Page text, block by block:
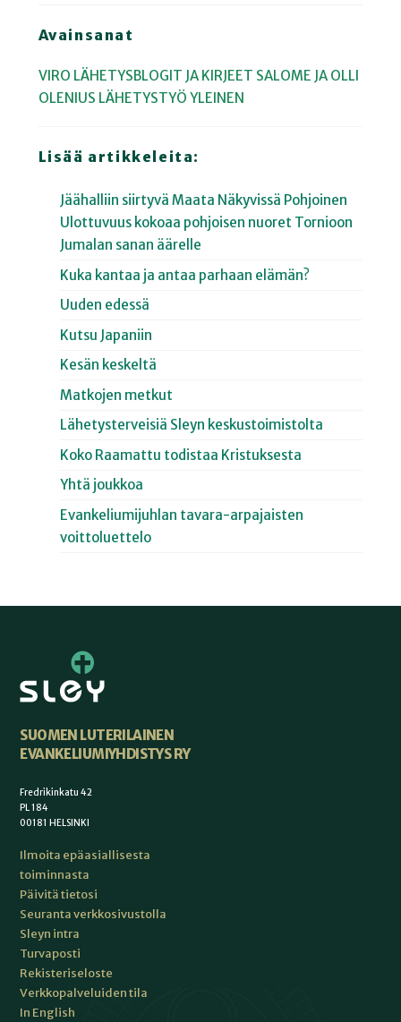
Avainsanat
VIRO LÄHETYSBLOGIT JA KIRJEET SALOME JA OLLI
OLENIUS LÄHETYSTYÖ YLEINEN
Lisää artikkeleita:
Jäähalliin siirtyvä Maata Näkyvissä Pohjoinen
Ulottuvuus kokoaa pohjoisen nuoret Tornioon
Jumalan sanan äärelle
Kuka kantaa ja antaa parhaan elämän?
Uuden edessä
Kutsu Japaniin
Kesän keskeltä
Matkojen metkut
Lähetysterveisiä Sleyn keskustoimistolta
Koko Raamattu todistaa Kristuksesta
Yhtä joukkoa
Evankeliumijuhlan tavara-arpajaisten
voittoluettelo
SUOMEN LUTERILAINEN
EVANKELIUMIYHDISTYS RY
Fredrikinkatu 42
PL 184
00181 HELSINKI
Ilmoita epäasiallisesta
toiminnasta
Päivitä tietosi
Seuranta verkkosivustolla
Sleyn intra
Turvaposti
Rekisteriseloste
Verkkopalveluiden tila
In English